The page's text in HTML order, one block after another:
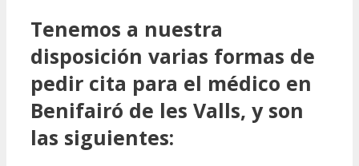
Tenemos a nuestra
disposición varias formas de
pedir cita para el médico en
Benifairó de les Valls, y son
las siguientes: